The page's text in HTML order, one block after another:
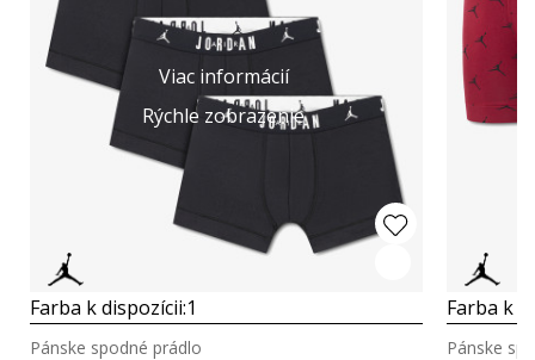
Viac informácií
Rýchle zobrazenie
Farba k dispozícii:1
Pánske spodné prádlo
Farba k
Pánske